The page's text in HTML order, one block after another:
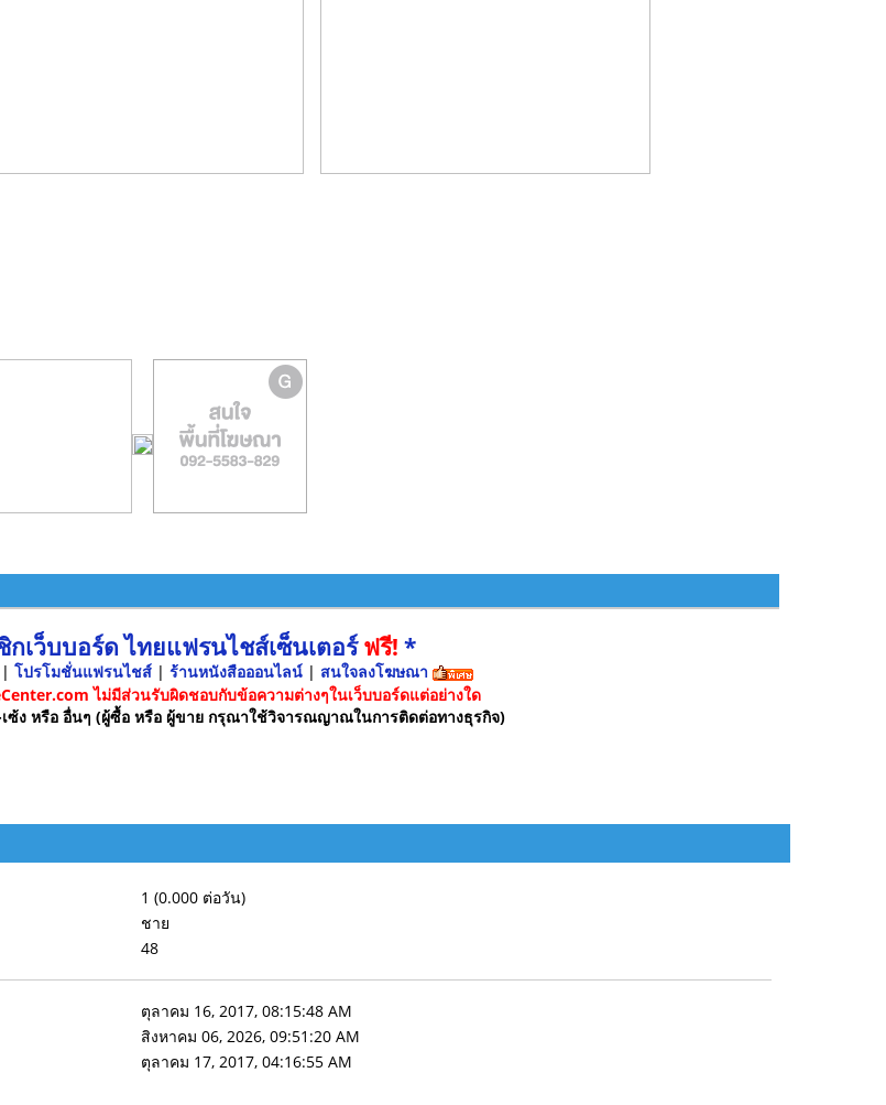
เว็บบอร์ด ไทยแฟรนไชส์เซ็นเตอร์ฟรี! *
| โปรโมชั่นแฟรนไชส์ | ร้านหนังสือออนไลน์ | สนใจลงโฆษณา
ไม่มีส่วนรับผิดชอบกับข้อความต่างๆในเว็บบอร์ดแต่อย่างใด
เซ้ง หรือ อื่นๆ (ผู้ซื้อ หรือ ผู้ขาย กรุณาใช้วิจารณญาณในการติดต่อทางธุรกิจ)
1 (0.000 ต่อวัน)
ชาย
48
ตุลาคม 16, 2017, 08:15:48 AM
สิงหาคม 06, 2026, 09:51:20 AM
ตุลาคม 17, 2017, 04:16:55 AM